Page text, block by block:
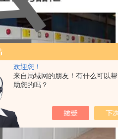
欢迎您！
来自局域网的朋友！有什么可以帮
助您的吗？